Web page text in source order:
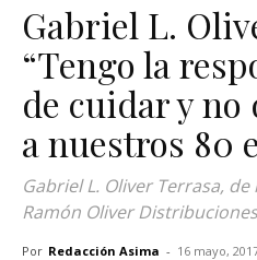
Gabriel L.
“Tengo la
de cuidar y
a nuestros 80
Gabriel L. Oliver Terrasa,
Ramón Oliver
Por Redacción Asima - 16 mayo,